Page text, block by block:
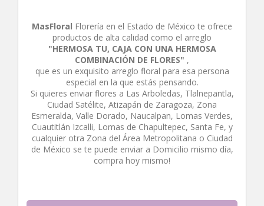
MasFloral Florería en el Estado de México te ofrece
productos de alta calidad como el arreglo
"HERMOSA TU, CAJA CON UNA HERMOSA
COMBINACIÓN DE FLORES" ,
que es un exquisito arreglo floral para esa persona
especial en la que estás pensando.
Si quieres enviar flores a Las Arboledas, Tlalnepantla,
Ciudad Satélite, Atizapán de Zaragoza, Zona
Esmeralda, Valle Dorado, Naucalpan, Lomas Verdes,
Cuautitlán Izcalli, Lomas de Chapultepec, Santa Fe, y
cualquier otra Zona del Área Metropolitana o Ciudad
de México se te puede enviar a Domicilio mismo día,
compra hoy mismo!